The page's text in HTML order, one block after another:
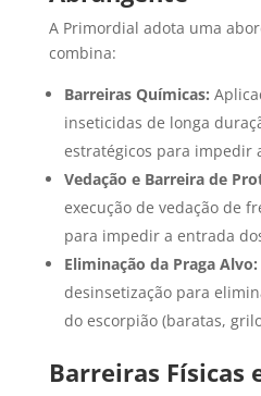
A Primordial adota uma
combina:
Barreiras Químicas:
inseticidas de longa
estratégicos para impedir
Vedação e Barreira de
execução de vedação de
para impedir a entrada
Eliminação da Praga Alvo:
desinsetização para
do escorpião (baratas,
Barreiras Físicas